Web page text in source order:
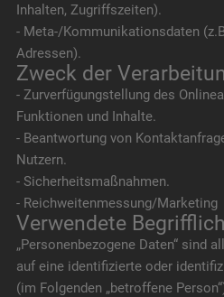
Inhalten, Zugriffszeiten).
- Meta-/Kommunikationsdaten
Adressen).
Zweck der
- Zurverfügungstellung des
Funktionen und Inhalte.
- Beantwortung von
Nutzern.
- Sicherheitsmaßnahmen.
- Reichweitenmessung/Marketing
Verwendete
„Personenbezogene Daten“ sind
auf eine identifizierte oder
(im Folgenden „betroffene